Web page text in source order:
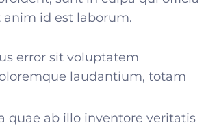
id est laborum.
error sit voluptatem
laudantium, totam
quae ab illo inventore veritatis